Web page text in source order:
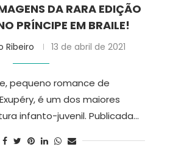
DA RARA EDIÇÃO
PRÍNCIPE EM BRAILE!
Ribeiro 13 de abril de 2021
pequeno romance de
é um dos maiores
infanto-juvenil. Publicada…